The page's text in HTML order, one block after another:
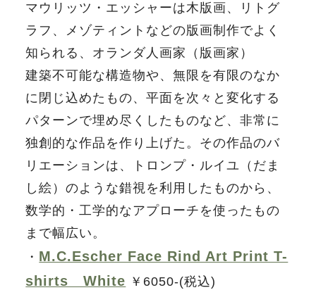
マウリッツ・エッシャーは木版画、リトグ
ラフ、メゾティントなどの版画制作でよく
知られる、オランダ人画家（版画家）
建築不可能な構造物や、無限を有限のなか
に閉じ込めたもの、平面を次々と変化する
パターンで埋め尽くしたものなど、非常に
独創的な作品を作り上げた。その作品のバ
リエーションは、トロンプ・ルイユ（だま
し絵）のような錯視を利用したものから、
数学的・工学的なアプローチを使ったもの
まで幅広い。
・ M.C.Escher Face Rind Art Print T-
shirts White ￥6050-(税込)